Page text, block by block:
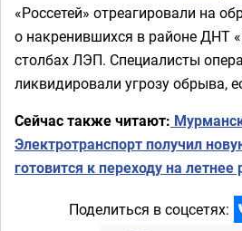
«Россетей» отреагировали на
о накренившихся в районе ДНТ
столбах ЛЭП. Специалисты
ликвидировали угрозу обрыва,
Сейчас также читают:
Электротранспорт получил
готовится к переходу на летнее
Поделиться в соцсетях: